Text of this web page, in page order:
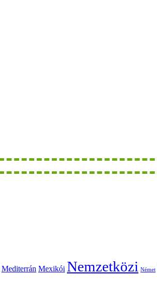
Mediterrán Mexikói Nemzetközi Német